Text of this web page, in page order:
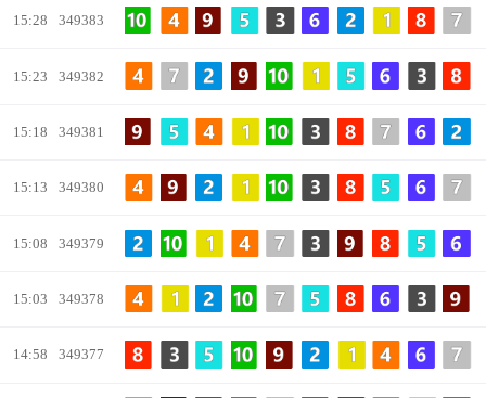
15:28 349383
15:23 349382
15:18 349381
15:13 349380
15:08 349379
15:03 349378
14:58 349377